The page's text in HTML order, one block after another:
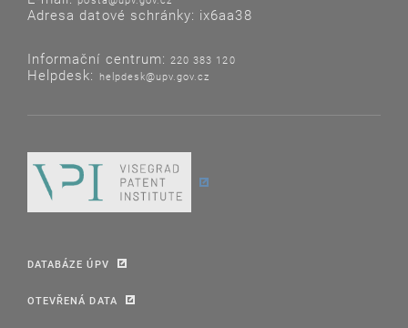
Adresa datové schránky: ix6aa38
Informační centrum: 220 383 120
Helpdesk: helpdesk@upv.gov.cz
DATABÁZE ÚPV
OTEVŘENÁ DATA